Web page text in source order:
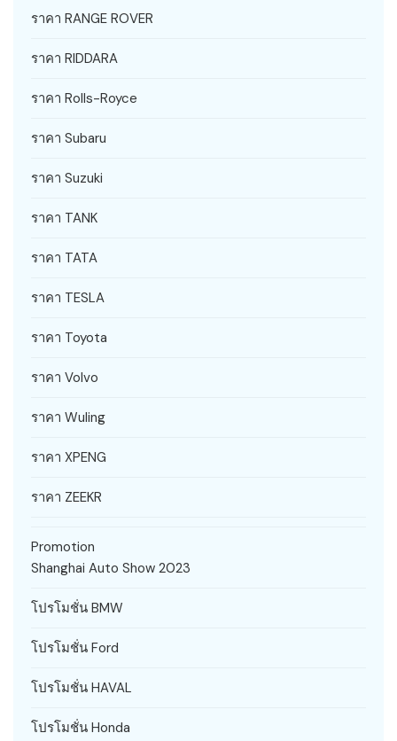
ราคา RANGE ROVER
ราคา RIDDARA
ราคา Rolls-Royce
ราคา Subaru
ราคา Suzuki
ราคา TANK
ราคา TATA
ราคา TESLA
ราคา Toyota
ราคา Volvo
ราคา Wuling
ราคา XPENG
ราคา ZEEKR
Promotion
Shanghai Auto Show 2023
โปรโมชั่น BMW
โปรโมชั่น Ford
โปรโมชั่น HAVAL
โปรโมชั่น Honda